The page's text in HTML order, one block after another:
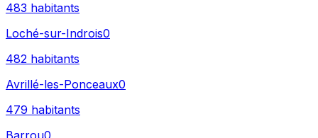
483 habitants
Loché-sur-Indrois0
482 habitants
Avrillé-les-Ponceaux0
479 habitants